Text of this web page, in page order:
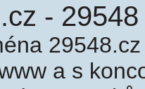
- 29548
a s